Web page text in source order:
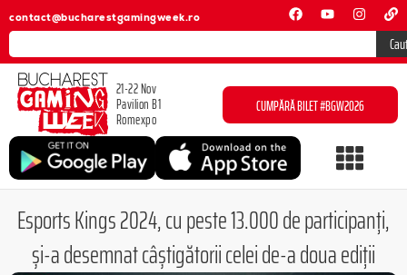
contact@bucharestgamingweek.ro
21-22 Nov
Pavilion B1
Romexpo
CUMPĂRĂ BILET #BGW2026
Esports Kings 2024, cu peste 13.000 de participanți,
și-a desemnat câștigătorii celei de-a doua ediții